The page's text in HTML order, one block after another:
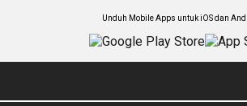
Unduh Mobile Apps untuk iOS dan